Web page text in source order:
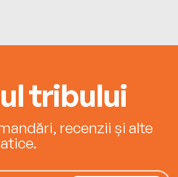
tribului
recenzii și alte